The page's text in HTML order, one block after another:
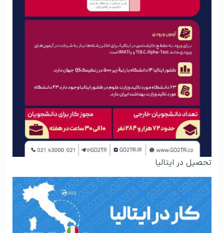
تحصیل در ایتالیا